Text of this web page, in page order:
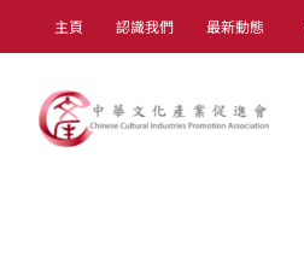
to
content
主頁 認識我們 最新動態